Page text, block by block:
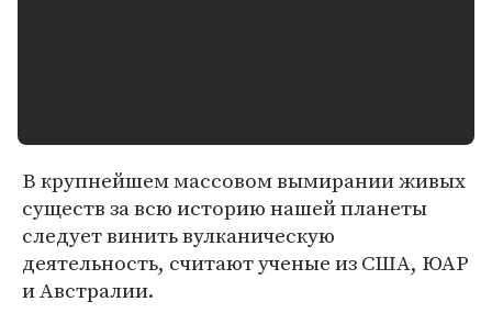
В крупнейшем массовом вымирании живых
существ за всю историю нашей планеты
следует винить вулканическую
деятельность, считают ученые из США, ЮАР
и Австралии.